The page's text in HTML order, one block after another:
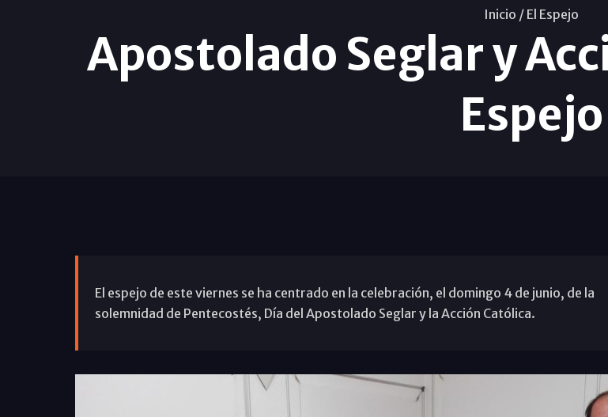
Inicio / El Espejo
Apostolado Seglar y
Espejo
El espejo de este viernes se ha centrado en la celebración, el domingo 4 de junio, de la
solemnidad de Pentecostés, Día del Apostolado Seglar y la Acción Católica.